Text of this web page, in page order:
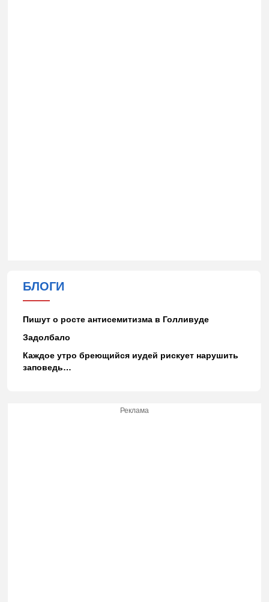
БЛОГИ
Пишут о росте антисемитизма в Голливуде
Задолбало
Каждое утро бреющийся иудей рискует нарушить
заповедь…
Реклама